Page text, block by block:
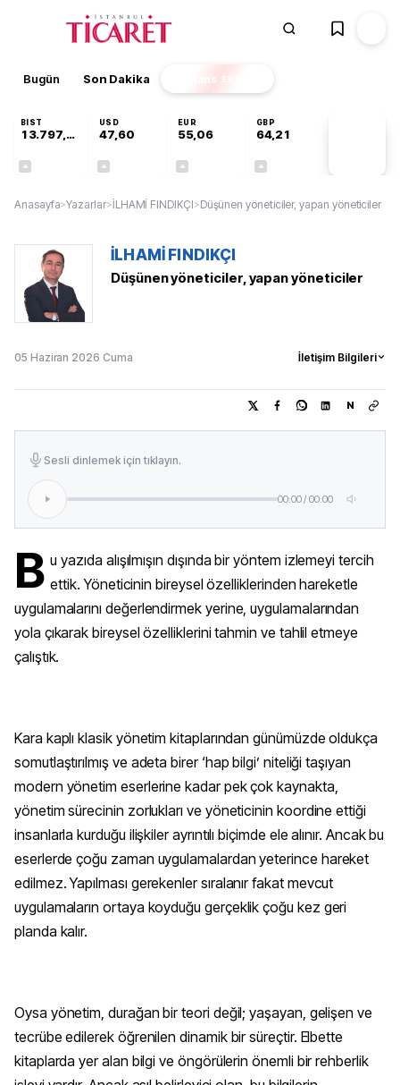
Bugün Son Dakika Finans EKSTRA
BIST
13.797,21
USD
47,60
EUR
55,06
GBP
64,21
Anasayfa>Yazarlar>İLHAMİ FINDIKÇI>Düşünen yöneticiler, yapan yöneticiler
İLHAMİ FINDIKÇI
Düşünen yöneticiler, yapan yöneticiler
05 Haziran 2026 Cuma İletişim Bilgileri
N
Sesli dinlemek için tıklayın.
00:00/00:00
B u yazıda alışılmışın dışında bir yöntem izlemeyi tercih
ettik. Yöneticinin bireysel özelliklerinden hareketle
uygulamalarını değerlendirmek yerine, uygulamalarından
yola çıkarak bireysel özelliklerini tahmin ve tahlil etmeye
çalıştık.
Kara kaplı klasik yönetim kitaplarından günümüzde oldukça
somutlaştırılmış ve adeta birer ‘hap bilgi’ niteliği taşıyan
modern yönetim eserlerine kadar pek çok kaynakta,
yönetim sürecinin zorlukları ve yöneticinin koordine ettiği
insanlarla kurduğu ilişkiler ayrıntılı biçimde ele alınır. Ancak bu
eserlerde çoğu zaman uygulamalardan yeterince hareket
edilmez. Yapılması gerekenler sıralanır fakat mevcut
uygulamaların ortaya koyduğu gerçeklik çoğu kez geri
planda kalır.
Oysa yönetim, durağan bir teori değil; yaşayan, gelişen ve
tecrübe edilerek öğrenilen dinamik bir süreçtir. Elbette
kitaplarda yer alan bilgi ve öngörülerin önemli bir rehberlik